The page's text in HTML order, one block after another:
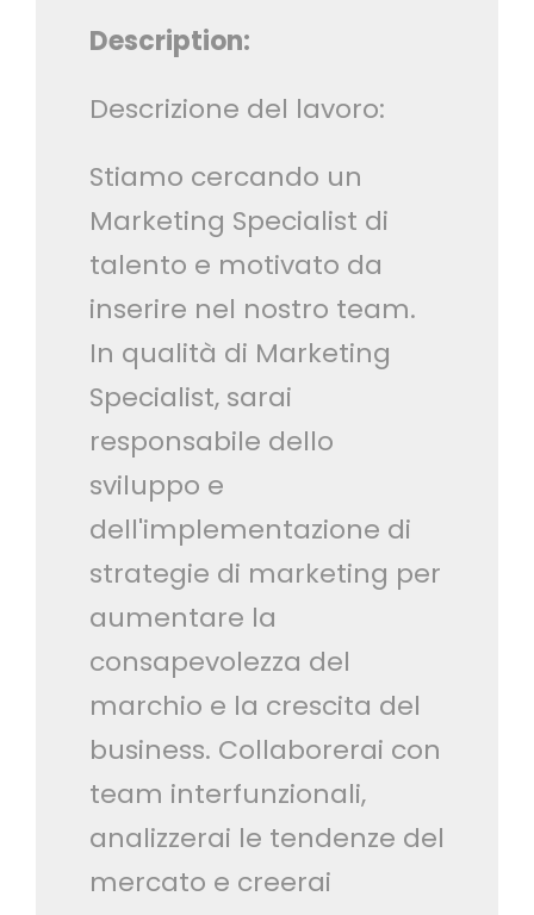
Description:
Descrizione del lavoro:
Stiamo cercando un
Marketing Specialist di
talento e motivato da
inserire nel nostro team.
In qualità di Marketing
Specialist, sarai
responsabile dello
sviluppo e
dell'implementazione di
strategie di marketing per
aumentare la
consapevolezza del
marchio e la crescita del
business. Collaborerai con
team interfunzionali,
analizzerai le tendenze del
mercato e creerai